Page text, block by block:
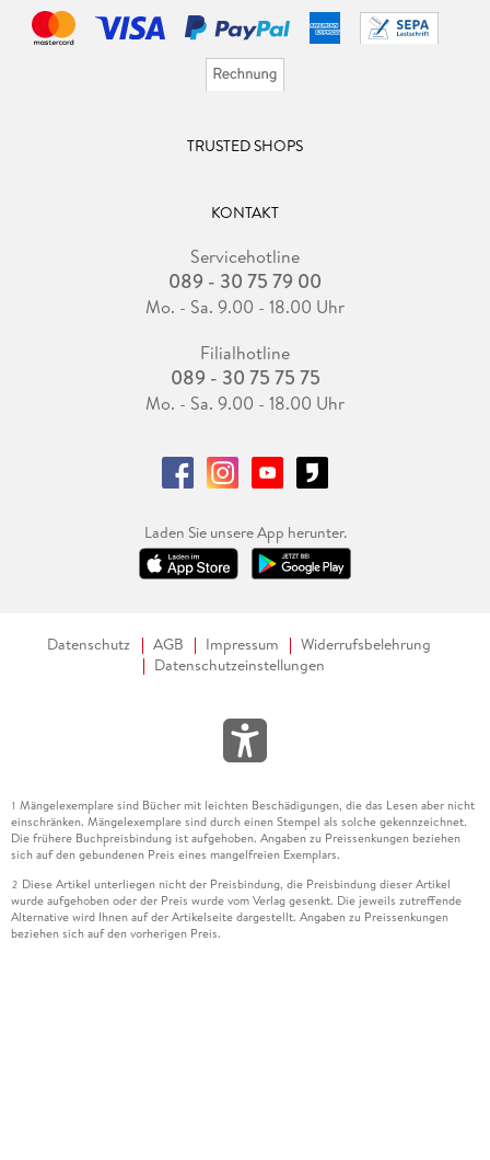
TRUSTED SHOPS
KONTAKT
Servicehotline
089 - 30 75 79 00
Mo. - Sa. 9.00 - 18.00 Uhr
Filialhotline
089 - 30 75 75 75
Mo. - Sa. 9.00 - 18.00 Uhr
Laden Sie unsere App herunter.
Datenschutz AGB Impressum
Widerrufsbelehrung
Datenschutzeinstellungen
1 Mängelexemplare sind Bücher mit leichten Beschädigungen, die das Lesen aber nicht
einschränken. Mängelexemplare sind durch einen Stempel als solche gekennzeichnet.
Die frühere Buchpreisbindung ist aufgehoben. Angaben zu Preissenkungen beziehen
sich auf den gebundenen Preis eines mangelfreien Exemplars.
2 Diese Artikel unterliegen nicht der Preisbindung, die Preisbindung dieser Artikel
wurde aufgehoben oder der Preis wurde vom Verlag gesenkt. Die jeweils zutreffende
Alternative wird Ihnen auf der Artikelseite dargestellt. Angaben zu Preissenkungen
beziehen sich auf den vorherigen Preis.